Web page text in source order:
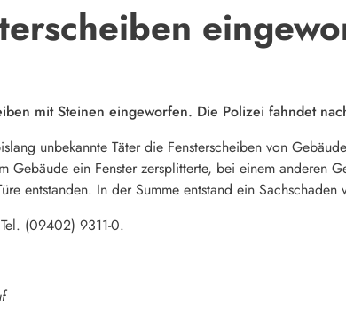
mit Steinen eingeworfen. Die Polizei fahndet
unbekannte Täter die Fensterscheiben von
ein Fenster zersplitterte, bei einem anderen
entstanden. In der Summe entstand ein
(09402) 9311-0.